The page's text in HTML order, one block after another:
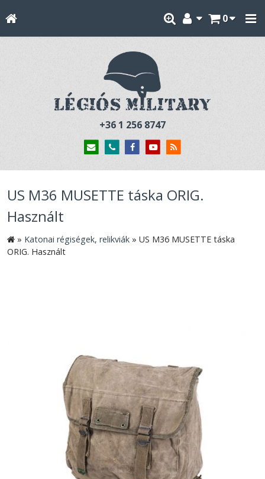
0
+36 1 256 8747
US M36 MUSETTE táska ORIG.
Használt
» Katonai régiségek, relikviák » US M36 MUSETTE táska
ORIG. Használt